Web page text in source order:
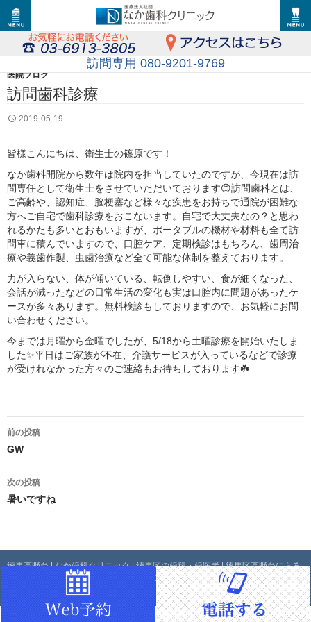
訪問専用 080-9201-9769
医院ブログ
訪問歯科診療
2019-05-19
皆様こんにちは、衛生士の篠原です！
なか歯科開院から数年は院内を担当していたのですが、今現在は訪
問専任として衛生士をさせていただいております😊訪問歯科とは、
ご高齢や、認知症、脳梗塞など様々な疾患をお持ちで通院が困難な
方へご自宅で歯科診療をおこないます。自宅で大丈夫なの？と思わ
れるかたも多いとおもいますが、ポータブルの機材や材料も全て訪
問車に積んでいますので、口腔ケア、定期検診はもちろん、歯周治
療や義歯作製、虫歯治療など全て可能な体制を整えております。
力が入らない、体が傾いている、転倒しやすい、食が細くなった、
会話が減ったなどの日常生活の変化も実は口腔内に問題があったケ
ースが多々あります。無料検診もしておりますので、お気軽にお問
い合わせください。
今までは月曜から金曜でしたが、5/18から土曜診療を開始いたしま
した✨平日はご家族が不在、介護サービスが入っているなどで診療
が受けれなかった方々のご連絡もお待ちしております☘️
投
稿
ナ
ビ
ー
前の投稿
GW
次の投稿
暑いですね
練馬高野台 | なか歯科クリニック | 練馬区の歯科・歯医者 | 練馬区高野台にある
「なか歯科クリニック」は、練馬区で生活する皆様のお口の健康維持のお役に
立てるよう日々努力してまいります。